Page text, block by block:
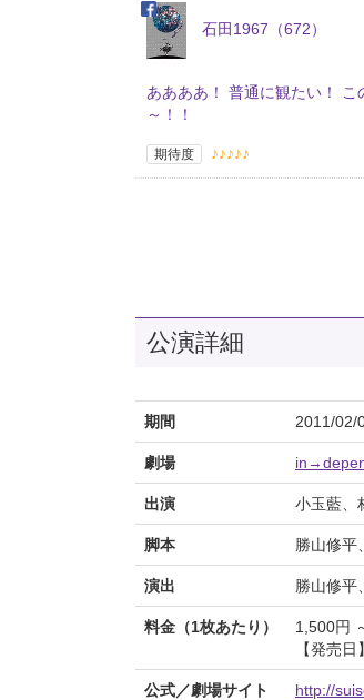
石田1967（672）
ああああ！ 普通に観たい！ こ
～！！
期待度 ♪♪♪♪♪
公演詳細
期間 2011/02/
劇場
出演 小玉藍、
脚本 勝山修平
演出 勝山修平
料金（1枚あたり）
1,500円
【発売日】
公式／劇場サイト http://